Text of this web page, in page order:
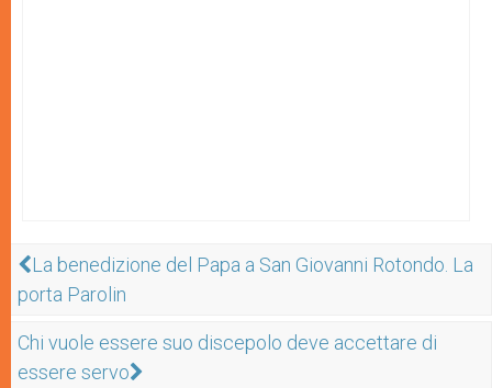
La benedizione del Papa a San Giovanni Rotondo. La
porta Parolin
Chi vuole essere suo discepolo deve accettare di
essere servo